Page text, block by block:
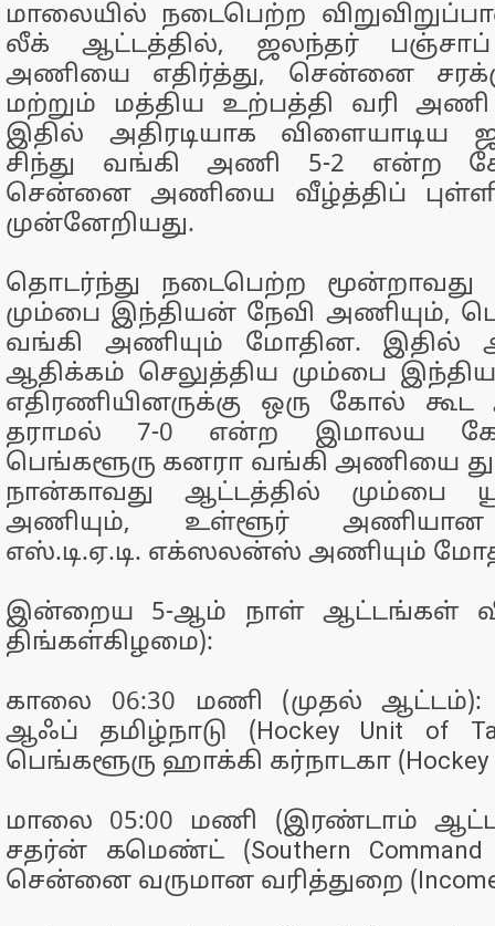
மாலையில் நடைபெற்ற
லீக் ஆட்டத்தில், ஜலந்தர் பஞ்சாப்
அணியை எதிர்த்து, சென்னை
மற்றும் மத்திய உற்பத்தி வரி
இதில் அதிரடியாக விளையாடிய
சிந்து வங்கி அணி 5-2 என்ற
சென்னை அணியை வீழ்த்திப்
முன்னேறியது.
தொடர்ந்து நடைபெற்ற மூன்றாவது
மும்பை இந்தியன் நேவி அணியும்,
வங்கி அணியும் மோதின. இதில்
ஆதிக்கம் செலுத்திய மும்பை
எதிரணியினருக்கு ஒரு கோல் கூட
தராமல் 7-0 என்ற இமாலய
பெங்களூரு கனரா வங்கி அணியை
நான்காவது ஆட்டத்தில் மும்பை
அணியும், உள்ளூர் அணியான
எஸ்.டி.ஏ.டி. எக்ஸலன்ஸ் அணியும்
இன்றைய 5-ஆம் நாள் ஆட்டங்கள்
திங்கள்கிழமை):
காலை 06:30 மணி (முதல் ஆட்டம்):
ஆஃப் தமிழ்நாடு (Hockey Unit of
பெங்களூரு ஹாக்கி கர்நாடகா (Hockey
மாலை 05:00 மணி (இரண்டாம்
சதர்ன் கமெண்ட் (Southern Command
சென்னை வருமான வரித்துறை (Income